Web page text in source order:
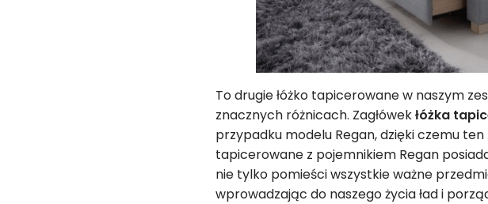
To drugie łóżko tapicerowane w naszym
znacznych różnicach. Zagłówekłóżka
przypadku modelu Regan, dzięki czemu
tapicerowane z pojemnikiem Regan
nie tylko pomieści wszystkie ważne
wprowadzając do naszego życia ład i